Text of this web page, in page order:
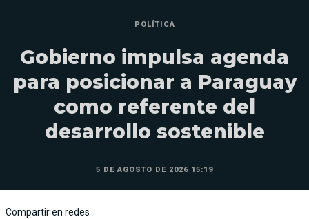
POLÍTICA
Gobierno impulsa agenda
para posicionar a Paraguay
como referente del
desarrollo sostenible
5 DE AGOSTO DE 2026 15:19
Compartir en redes